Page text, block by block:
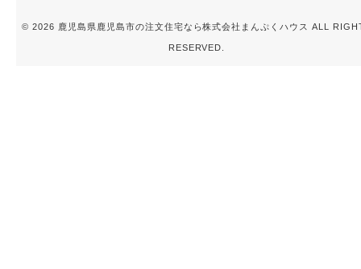
© 2026 鹿児島県鹿児島市の注文住宅なら株式会社まんぷくハウス ALL
RESERVED.